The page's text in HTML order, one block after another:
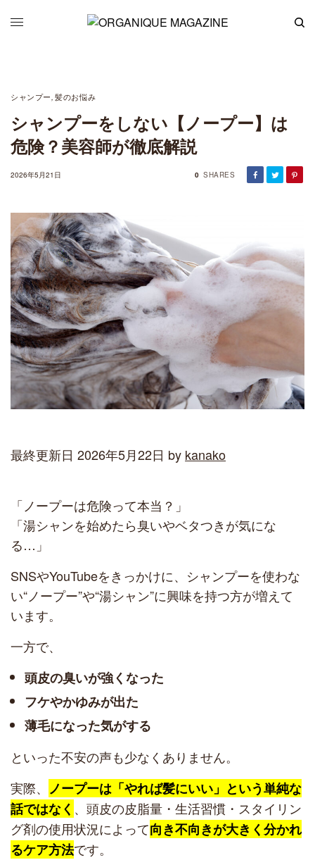
シャンプー, 髪のお悩み
シャンプーをしない【ノープー】は
危険？美容師が徹底解説
2026年5月21日 0 SHARES
最終更新日 2026年5月22日 by kanako
「ノープーは危険って本当？」
「湯シャンを始めたら臭いやベタつきが気にな
る…」
SNSやYouTubeをきっかけに、シャンプーを使わな
い“ノープー”や“湯シャン”に興味を持つ方が増えて
います。
一方で、
頭皮の臭いが強くなった
フケやかゆみが出た
薄毛になった気がする
といった不安の声も少なくありません。
実際、 ノープーは「やれば髪にいい」という単純な
話ではなく 、頭皮の皮脂量・生活習慣・スタイリン
グ剤の使用状況によって向き不向きが大きく分かれ
るケア方法です。